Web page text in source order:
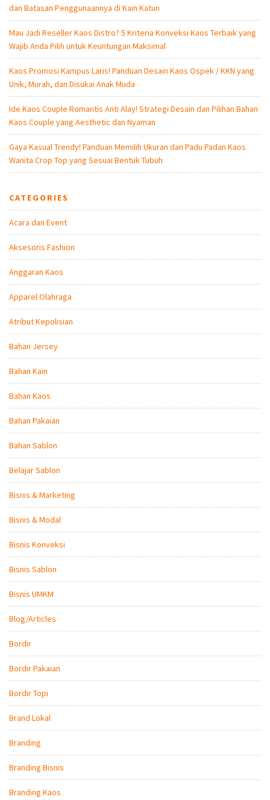
dan Batasan Penggunaannya di Kain Katun
Mau Jadi Reseller Kaos Distro? 5 Kriteria Konveksi Kaos Terbaik yang
Wajib Anda Pilih untuk Keuntungan Maksimal
Kaos Promosi Kampus Laris! Panduan Desain Kaos Ospek / KKN yang
Unik, Murah, dan Disukai Anak Muda
Ide Kaos Couple Romantis Anti Alay! Strategi Desain dan Pilihan Bahan
Kaos Couple yang Aesthetic dan Nyaman
Gaya Kasual Trendy! Panduan Memilih Ukuran dan Padu Padan Kaos
Wanita Crop Top yang Sesuai Bentuk Tubuh
CATEGORIES
Acara dan Event
Aksesoris Fashion
Anggaran Kaos
Apparel Olahraga
Atribut Kepolisian
Bahan Jersey
Bahan Kain
Bahan Kaos
Bahan Pakaian
Bahan Sablon
Belajar Sablon
Bisnis & Marketing
Bisnis & Modal
Bisnis Konveksi
Bisnis Sablon
Bisnis UMKM
Blog/Articles
Bordir
Bordir Pakaian
Bordir Topi
Brand Lokal
Branding
Branding Bisnis
Branding Kaos